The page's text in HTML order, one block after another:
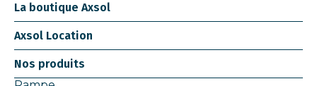
La boutique Axsol
Axsol Location
Nos produits